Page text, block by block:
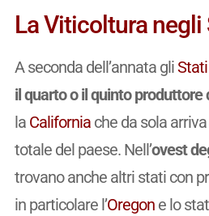
La Viticoltura negli
A seconda dell’annata gli
il quarto o il quinto produttore
la Californiache da sola
totale del paese. Nell’ovest
trovano anche altri stati con
in particolare l’Oregone lo